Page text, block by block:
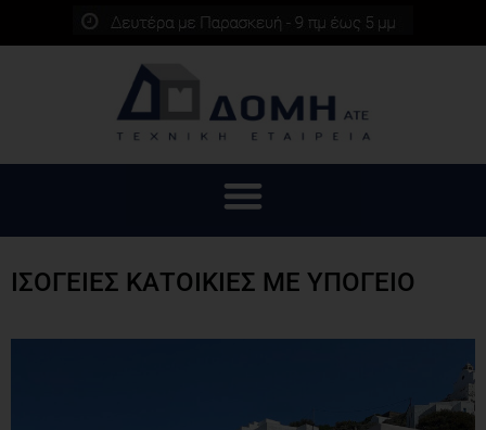
ΙΣΟΓΕΙΕΣ ΚΑΤΟΙΚΙΕΣ ΜΕ ΥΠΟΓΕΙΟ